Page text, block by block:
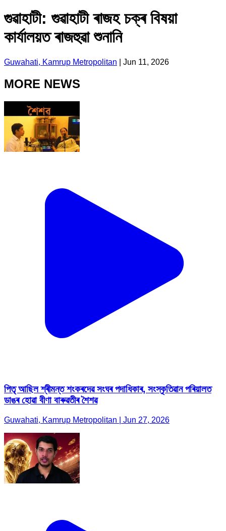
গুৱাহাটী: গুৱাহাটী ৰাজহ চক্ৰ বিষয়া
কাৰ্যালয়ত ৰাজহুৱা শুনানি
Guwahati, Kamrup Metropolitan Jun 11, 2026
MORE NEWS
পিতৃ আছিল শ্ৰীমন্ত শংকৰদেৱ সংঘৰ পদাধিকাৰ, সংস্কৃতিৱান পৰিয়ালত
ডাঙৰ হোৱা বীণা বাৰুৱতীৰ শৈশৱ
Guwahati, Kamrup Metropolitan | Jun 27, 2026